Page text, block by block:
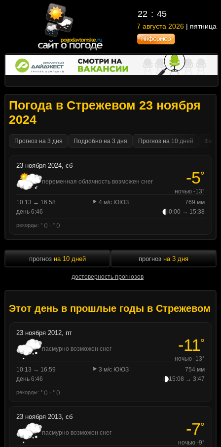
22 : 45
7 августа 2026 | пятница
Погода в Стрежевом 23 ноября
2024
Прогноз на 3 дня Подробно на 3 дня Прогноз на 10 дней
23 ноября 2024, сб
переменная облачность возможен снег -5°
ночью -13°
10:13 → 16:58
4 м/с ЮЮЗ
769 мм
день 6:46
0:00 → 15:38
рекорды: ° () · ° ()
прогноз на 10 дней
достоверность прогнозов
прогноз на 3 дня
Этот день в прошлые годы в Стрежевом
23 ноября 2012, пт
пасмурно возможен снег -11°
ночью -13°
10:13 → 16:59
3 м/с ЮЮЗ
754 мм
день 6:46
15:08 → 3:47
рекорды: ° () · ° ()
23 ноября 2013, сб
пасмурно возможен снег -7°
ночью -9°